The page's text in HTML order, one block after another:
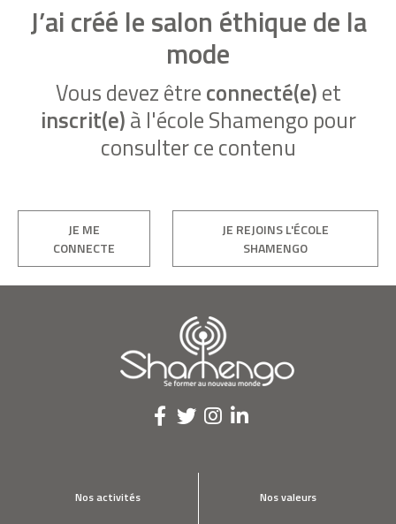
J’ai créé le salon éthique de la
mode
Vous devez êtreconnecté(e)et
inscrit(e)à l'école Shamengo pour
consulter ce contenu
JE ME
CONNECTE
JE REJOINS L'ÉCOLE
SHAMENGO
Nos activités Nos valeurs